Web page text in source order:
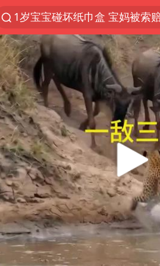
1岁宝宝碰坏纸巾盒 宝妈被索
以“新”破局 首发经济点亮城市
Meta被判支付5.67亿美元
U17国足三战全胜
47岁妈妈突然产女 26岁女儿
台风白海豚逼近 暴雨大暴雨来
阿根廷足协发文力挺因凡蒂诺
21楼高空抛物嫌疑人被拘留
A股开盘：民爆、CPO等概念
日本广岛民众举行游行反对政
日韩股市高开跳水 SK海力士